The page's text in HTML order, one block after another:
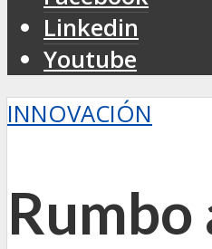
Linkedin
Youtube
INNOVACIÓN
Rumbo